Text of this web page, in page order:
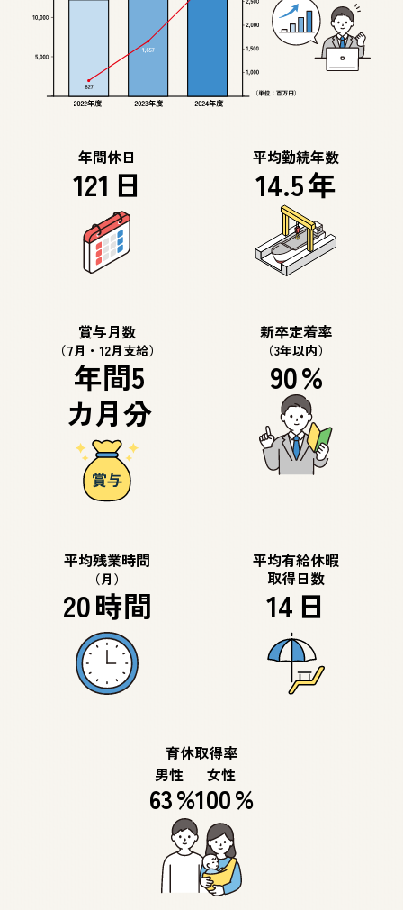
年間休日
121 日
平均勤続年数
14.5年
賞与月数
（7月・12月支給）
年間5
カ月分
新卒定着率
（3年以内）
90%
平均残業時間
（月）
20時間
平均有給休暇
取得日数
14 日
育休取得率
男性
63%
女性
100%